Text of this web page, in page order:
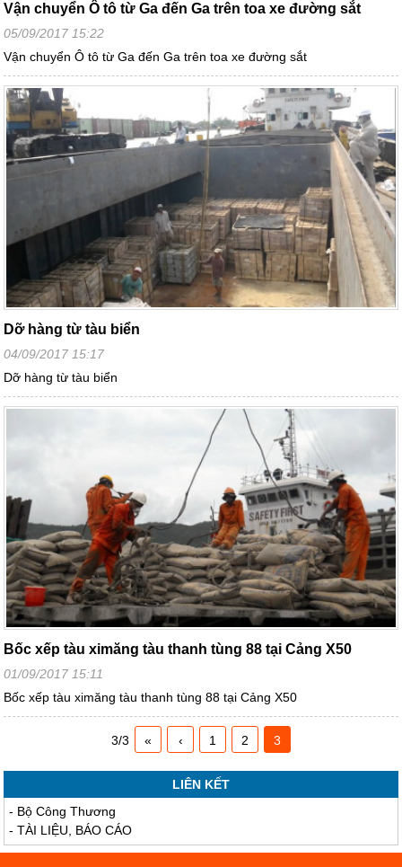
Vận chuyển Ô tô từ Ga đến Ga trên toa xe đường sắt
05/09/2017 15:22
Vận chuyển Ô tô từ Ga đến Ga trên toa xe đường sắt
Dỡ hàng từ tàu biển
04/09/2017 15:17
Dỡ hàng từ tàu biển
Bốc xếp tàu ximăng tàu thanh tùng 88 tại Cảng X50
01/09/2017 15:11
Bốc xếp tàu ximăng tàu thanh tùng 88 tại Cảng X50
3/3 « ‹ 1 2 3
LIÊN KẾT
- Bộ Công Thương
-TÀI LIỆU, BÁO CÁO